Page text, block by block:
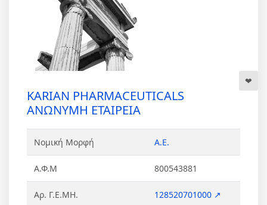
KARIAN PHARMACEUTICALS
ΑΝΩΝΥΜΗ ΕΤΑΙΡΕΙΑ
Νομική Μορφή Α.Ε.
Α.Φ.Μ 800543881
Αρ. Γ.Ε.ΜΗ. 128520701000 ↗